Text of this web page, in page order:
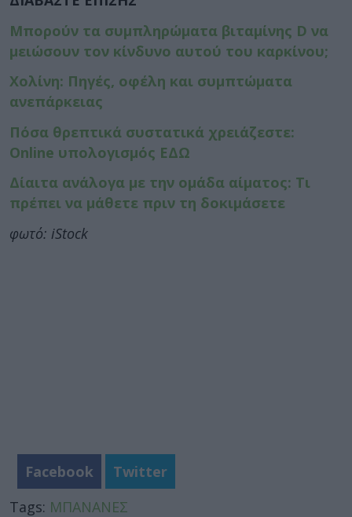
Μπορούν τα συμπληρώματα βιταμίνης D να
μειώσουν τον κίνδυνο αυτού του καρκίνου;
Χολίνη: Πηγές, οφέλη και συμπτώματα
ανεπάρκειας
Πόσα θρεπτικά συστατικά χρειάζεστε:
Online υπολογισμός ΕΔΩ
Δίαιτα ανάλογα με την ομάδα αίματος: Τι
πρέπει να μάθετε πριν τη δοκιμάσετε
φωτό: iStock
Facebook
Twitter
Tags: ΜΠΑΝΑΝΕΣ